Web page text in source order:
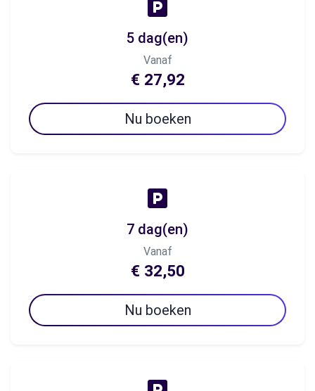
5 dag(en)
Vanaf
€ 27,92
Nu boeken
7 dag(en)
Vanaf
€ 32,50
Nu boeken